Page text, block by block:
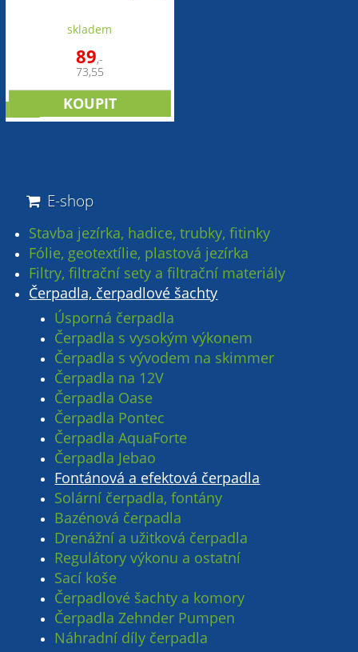
skladem
89,-
73,55
E-shop
Stavba jezírka, hadice, trubky, fitinky
Fólie, geotextílie, plastová jezírka
Filtry, filtrační sety a filtrační materiály
Čerpadla, čerpadlové šachty
Úsporná čerpadla
Čerpadla s vysokým výkonem
Čerpadla s vývodem na skimmer
Čerpadla na 12V
Čerpadla Oase
Čerpadla Pontec
Čerpadla AquaForte
Čerpadla Jebao
Fontánová a efektová čerpadla
Solární čerpadla, fontány
Bazénová čerpadla
Drenážní a užitková čerpadla
Regulátory výkonu a ostatní
Sací koše
Čerpadlové šachty a komory
Čerpadla Zehnder Pumpen
Náhradní díly čerpadla